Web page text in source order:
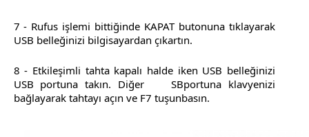
7 - Rufus işlemi bittiğinde KAPAT butonuna tıklayarak
USB belleğinizi bilgisayardan çıkartın.
8 - Etkileşimli tahta kapalı halde iken USB belleğinizi
USB portuna takın. Diğer SBportuna klavyenizi
bağlayarak tahtayı açın ve F7 tuşunbasın.